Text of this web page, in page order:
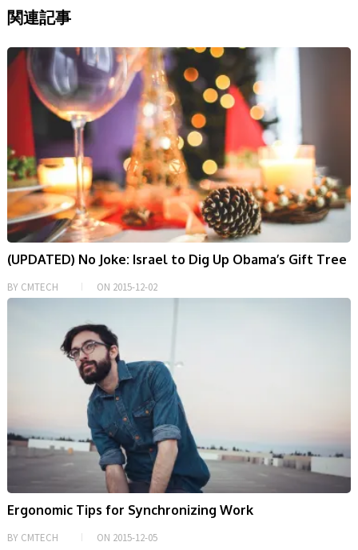
o
o
k
er
関連記事
(UPDATED) No Joke: Israel to Dig Up Obama’s Gift Tree
BY CMTECH ON 2015-12-02
Ergonomic Tips for Synchronizing Work
BY CMTECH ON 2015-12-05